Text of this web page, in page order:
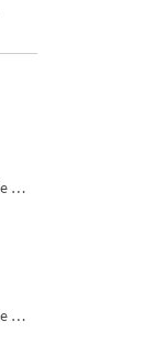
Motif de broderie machine Branche de sapin et carottes - 4 tailles
Motif de broderie machine Branche de sapin et carottes - 4 tailles